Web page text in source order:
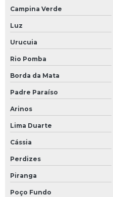
Campina Verde
Luz
Urucuia
Rio Pomba
Borda da Mata
Padre Paraíso
Arinos
Lima Duarte
Cássia
Perdizes
Piranga
Poço Fundo